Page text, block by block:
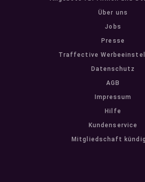
Über uns
Jobs
Presse
Traffective
Datenschutz
AGB
Impressum
Hilfe
Kundenservice
Mitgliedschaft